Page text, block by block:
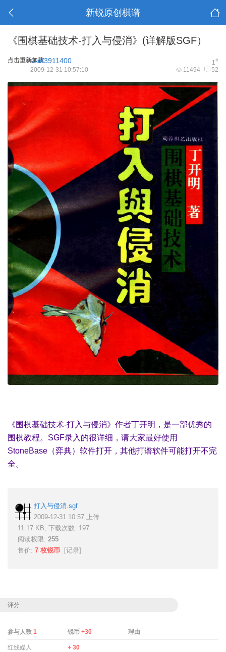
新锐原创棋谱
《围棋基础技术-打入与侵消》(详解版SGF）
点击重新加载 1#
asdf3911400
11494 52
2009-12-31 10:57:10
《围棋基础技术-打入与侵消》作者丁开明，是一部优秀的
围棋教程。SGF录入的很详细，请大家最好使用
StoneBase（弈典）软件打开，其他打谱软件可能打开不完
全。
打入与侵消.sgf
2009-12-31 10:57 上传
11.17 KB, 下载次数: 197
阅读权限: 255
售价: 7 枚锐币 [记录]
评分
参与人数 1 锐币+30 理由
红线媒人 + 30